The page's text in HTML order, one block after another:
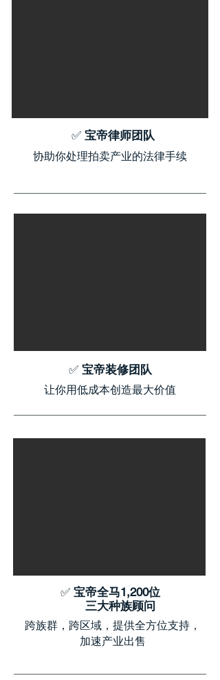
✅ 宝帝律师团队
协助你处理拍卖产业的法律手续
✅ 宝帝装修团队
让你用低成本创造最大价值
✅ 宝帝全马1,200位
三大种族顾问
跨族群，跨区域，提供全方位支持，
加速产业出售